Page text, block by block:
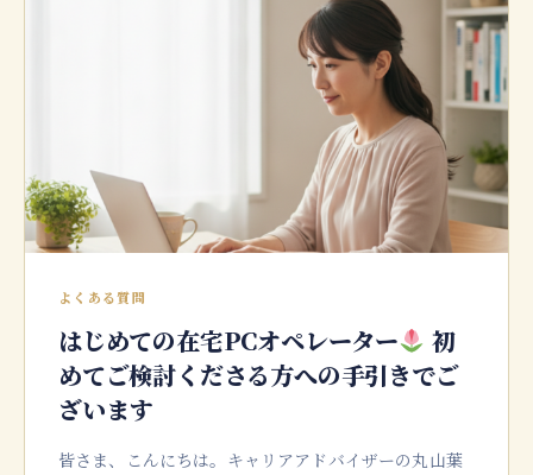
よくある質問
はじめての在宅PCオペレーター
初
めてご検討くださる方への手引きでご
ざいます
皆さま、こんにちは。キャリアアドバイザーの丸山葉